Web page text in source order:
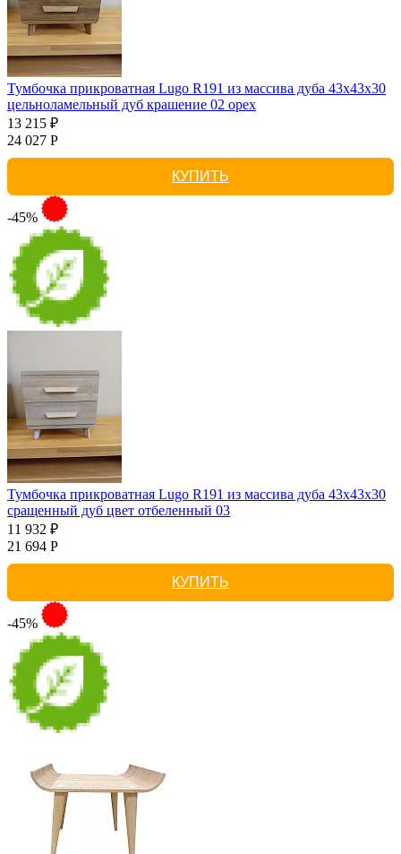
Тумбочка прикроватная Lugo R191 из массива дуба 43х43х30
цельноламельный дуб крашение 02 орех
13 215 ₽
24 027 Р
КУПИТЬ
-45%
Тумбочка прикроватная Lugo R191 из массива дуба 43х43х30
сращенный дуб цвет отбеленный 03
11 932 ₽
21 694 Р
КУПИТЬ
-45%